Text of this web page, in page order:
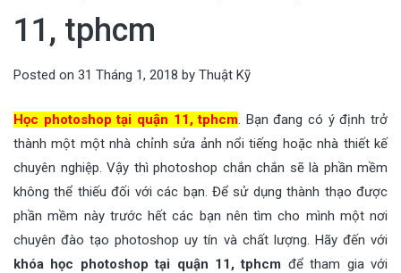
11, tphcm
Posted on 31 Tháng 1, 2018 by Thuật Kỹ
Học photoshop tại quận 11, tphcm . Bạn đang có ý định trở
thành một một nhà chỉnh sửa ảnh nổi tiếng hoặc nhà thiết kế
chuyên nghiệp. Vậy thì photoshop chắn chắn sẽ là phần mềm
không thể thiếu đối với các bạn. Để sử dụng thành thạo được
phần mềm này trước hết các bạn nên tìm cho mình một nơi
chuyên đào tạo photoshop uy tín và chất lượng. Hãy đến với
khóa học photoshop tại quận 11, tphcm để tham gia với